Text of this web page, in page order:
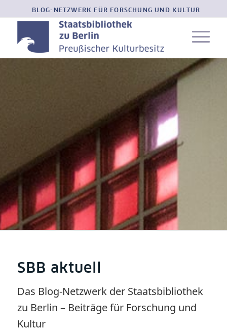
BLOG-NETZWERK FÜR FORSCHUNG UND KULTUR
SBB aktuell
Das Blog-Netzwerk der Staatsbibliothek
zu Berlin – Beiträge für Forschung und
Kultur